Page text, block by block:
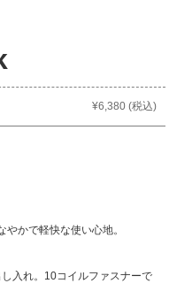
¥6,380(税込)
かで軽快な使い心地。
入れ。10コイルファスナーで